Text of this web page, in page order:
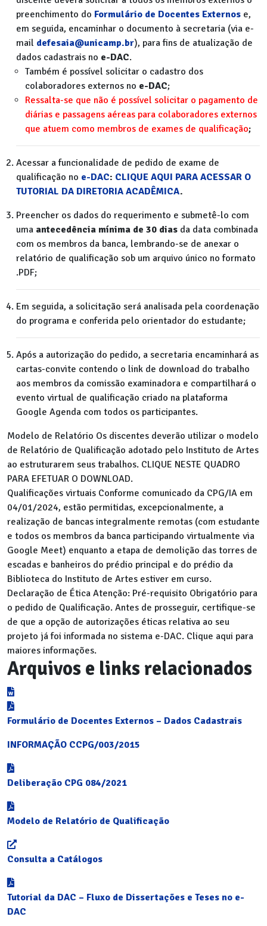
preenchimento do Formulário de Docentes Externos e,
em seguida, encaminhar o documento à secretaria (via e-
mail defesaia@unicamp.br), para fins de atualização de
dados cadastrais no e-DAC.
Também é possível solicitar o cadastro dos
colaboradores externos no e-DAC;
Ressalta-se que não é possível solicitar o pagamento de
diárias e passagens aéreas para colaboradores externos
que atuem como membros de exames de qualificação;
Acessar a funcionalidade de pedido de exame de
qualificação no e-DAC: CLIQUE AQUI PARA ACESSAR O
TUTORIAL DA DIRETORIA ACADÊMICA.
Preencher os dados do requerimento e submetê-lo com
uma antecedência mínima de 30 dias da data combinada
com os membros da banca, lembrando-se de anexar o
relatório de qualificação sob um arquivo único no formato
.PDF;
Em seguida, a solicitação será analisada pela coordenação
do programa e conferida pelo orientador do estudante;
Após a autorização do pedido, a secretaria encaminhará as
cartas-convite contendo o link de download do trabalho
aos membros da comissão examinadora e compartilhará o
evento virtual de qualificação criado na plataforma
Google Agenda com todos os participantes.
Modelo de Relatório Os discentes deverão utilizar o modelo
de Relatório de Qualificação adotado pelo Instituto de Artes
ao estruturarem seus trabalhos. CLIQUE NESTE QUADRO
PARA EFETUAR O DOWNLOAD.
Qualificações virtuais Conforme comunicado da CPG/IA em
04/01/2024, estão permitidas, excepcionalmente, a
realização de bancas integralmente remotas (com estudante
e todos os membros da banca participando virtualmente via
Google Meet) enquanto a etapa de demolição das torres de
escadas e banheiros do prédio principal e do prédio da
Biblioteca do Instituto de Artes estiver em curso.
Declaração de Ética Atenção: Pré-requisito Obrigatório para
o pedido de Qualificação. Antes de prosseguir, certifique-se
de que a opção de autorizações éticas relativa ao seu
projeto já foi informada no sistema e-DAC. Clique aqui para
maiores informações.
Arquivos e links relacionados
Formulário de Docentes Externos – Dados Cadastrais
INFORMAÇÃO CCPG/003/2015
Deliberação CPG 084/2021
Modelo de Relatório de Qualificação
Consulta a Catálogos
Tutorial da DAC – Fluxo de Dissertações e Teses no e-
DAC